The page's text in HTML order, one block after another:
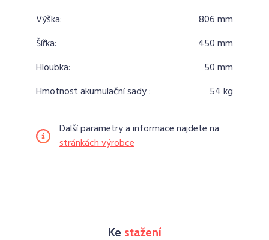
Výška:
806 mm
Šířka:
450 mm
Hloubka:
50 mm
Hmotnost akumulační sady :
54 kg
Další parametry a informace najdete na
stránkách výrobce
Ke stažení